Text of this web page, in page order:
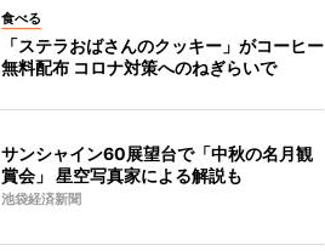
食べる
「ステラおばさんのクッキー」がコーヒー
無料配布 コロナ対策へのねぎらいで
サンシャイン60展望台で「中秋の名月観
賞会」 星空写真家による解説も
池袋経済新聞